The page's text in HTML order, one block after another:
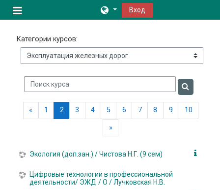
Боковая панель
Вход
Категории курсов:
Поиск курса
Поиск
« Предыдущая страница
1 2(текущая)
3 4 5 6 7 8 9 10
»Следующая страница
Экология (доп.зан.) / Чистова Н.Г. (9 сем)
Цифровые технологии в профессиональной
деятельности/ ЭЖД / О / Лучковская Н.В.